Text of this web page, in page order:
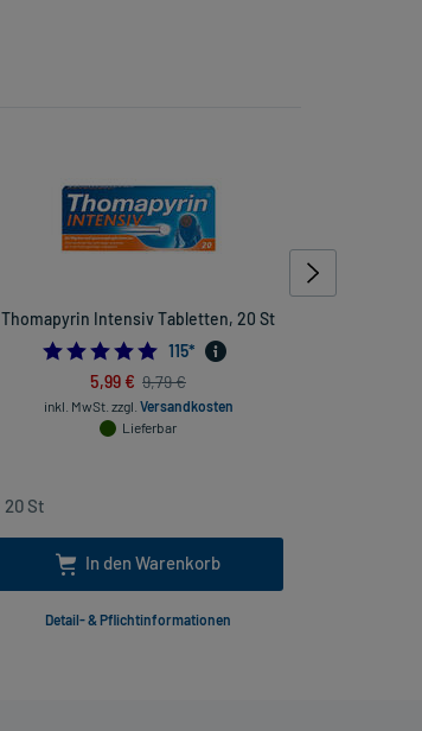
Thomapyrin Intensiv Tabletten, 20 St
4.913043478260869
115*
5,99 € 9,79 €
inkl. MwSt. zzgl. Versandkosten
Lieferbar
In den Warenkorb
Detail- & Pflichtinformationen